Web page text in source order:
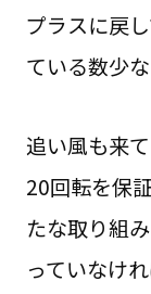
プラスに戻
ている数少
追い風も来
20回転を保
たな取り組
っていなけ